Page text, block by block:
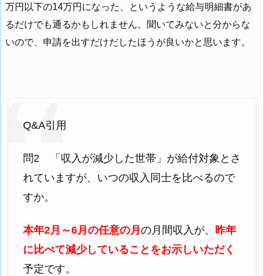
万円以下の14万円になった、というような給与明細書があ
るだけでも通るかもしれません。聞いてみないと分からな
いので、申請を出すだけだしたほうが良いかと思います。
Q&A引用
問2 「収入が減少した世帯」が給付対象とさ
れていますが、いつの収入同士を比べるので
すか。
本年2月～6月の任意の月 の月間収入が、 昨年
に比べて減少していることをお示しいただく
予定です。